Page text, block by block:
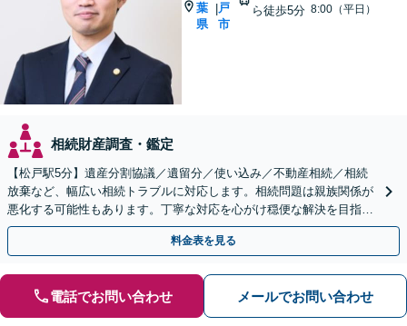
葉
県
|戸
市
ら徒歩5分 8:00（平日）
相続財産調査・鑑定
【松戸駅5分】遺産分割協議／遺留分／使い込み／不動産相続／相続
放棄など、幅広い相続トラブルに対応します。相続問題は親族関係が
悪化する可能性もあります。丁寧な対応を心がけ穏便な解決を目指し
ます。【初回相談無料】【夜間・休日相談可能】
料金表を見る
電話でお問い合わせ メールでお問い合わせ